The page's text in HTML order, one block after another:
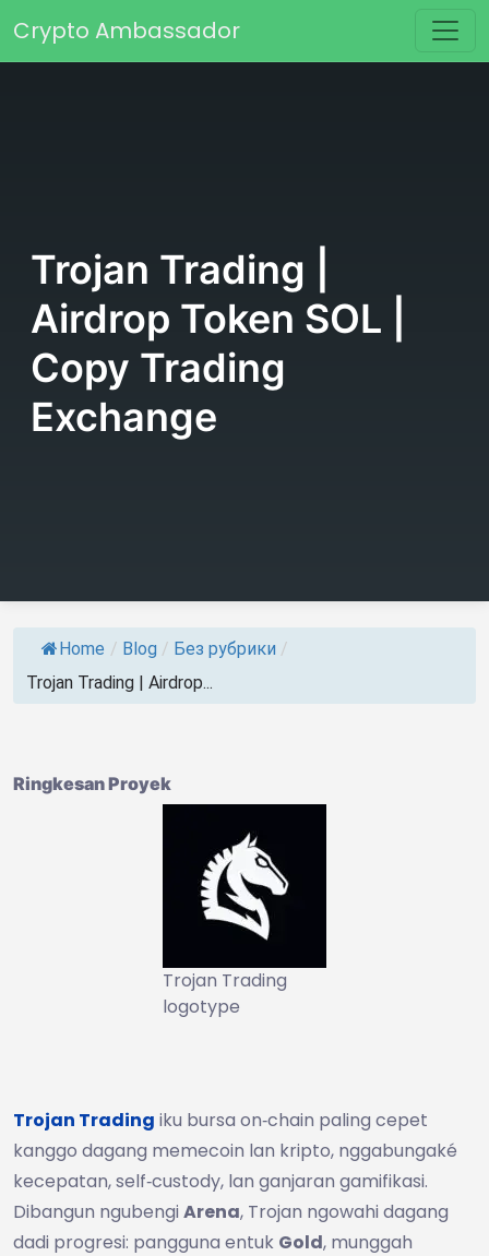
Main Navigation
Crypto Ambassador
Trojan Trading |
Airdrop Token SOL |
Copy Trading
Exchange
Home / Blog / Без рубрики /
Trojan Trading | Airdrop...
Ringkesan Proyek
Trojan Trading
logotype
Trojan Trading iku bursa on‑chain paling cepet
kanggo dagang memecoin lan kripto, nggabungaké
kecepatan, self‑custody, lan ganjaran gamifikasi.
Dibangun ngubengi Arena, Trojan ngowahi dagang
dadi progresi: pangguna entuk Gold, munggah